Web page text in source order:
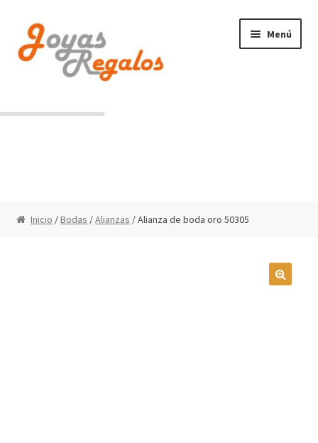
a
la
navegación
al
contenido
Menú
Inicio /Bodas /Alianzas / Alianza de boda oro 50305